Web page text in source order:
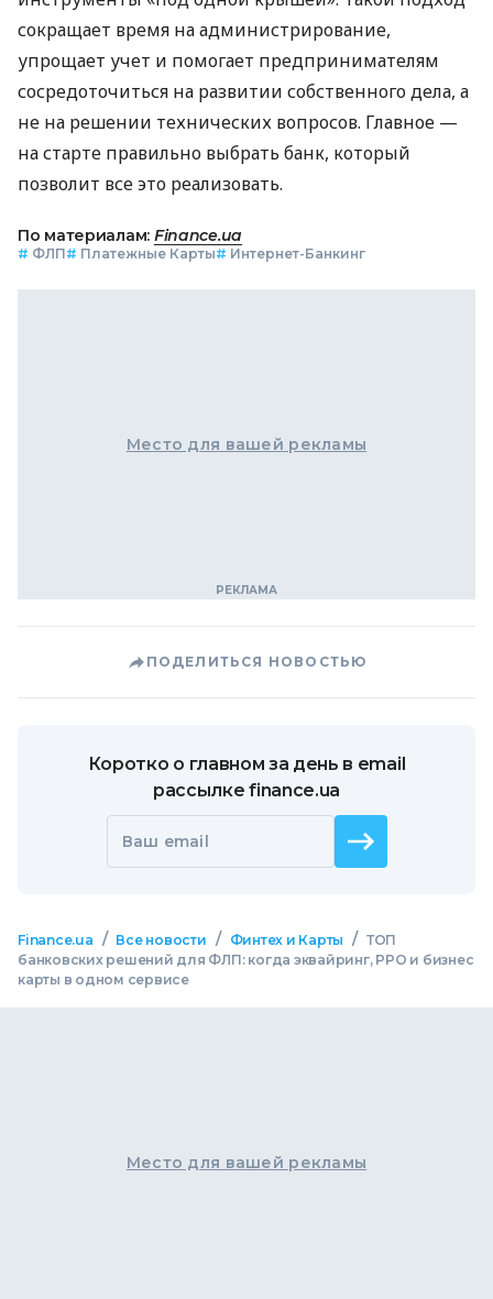
сокращает время на администрирование,
упрощает учет и помогает предпринимателям
сосредоточиться на развитии собственного дела, а
не на решении технических вопросов. Главное —
на старте правильно выбрать банк, который
позволит все это реализовать.
По материалам: Finance.ua
# ФЛП# Платежные Карты# Интернет-Банкинг
Место для вашей рекламы
ПОДЕЛИТЬСЯ НОВОСТЬЮ
Коротко о главном за день в email
рассылке finance.ua
Ваш email
Finance.ua / Все новости / Финтех и Карты / ТОП
банковских решений для ФЛП: когда эквайринг, РРО и бизнес
карты в одном сервисе
Место для вашей рекламы